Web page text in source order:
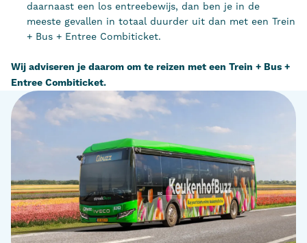
daarnaast een los entreebewijs, dan ben je in de
meeste gevallen in totaal duurder uit dan met een Trein
+ Bus + Entree Combiticket.
Wij adviseren je daarom om te reizen met een Trein + Bus +
Entree Combiticket.